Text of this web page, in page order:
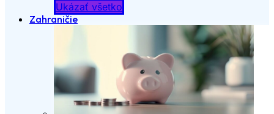
Ukázať všetko
Zahraničie